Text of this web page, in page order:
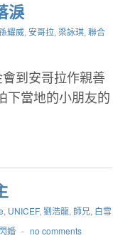
淚
耀威, 安哥拉, 梁詠琪, 聯合
到安哥拉作親善
下當地的小朋友的
, UNICEF, 劉浩龍, 師兄, 白雪
閃婚 - no comments